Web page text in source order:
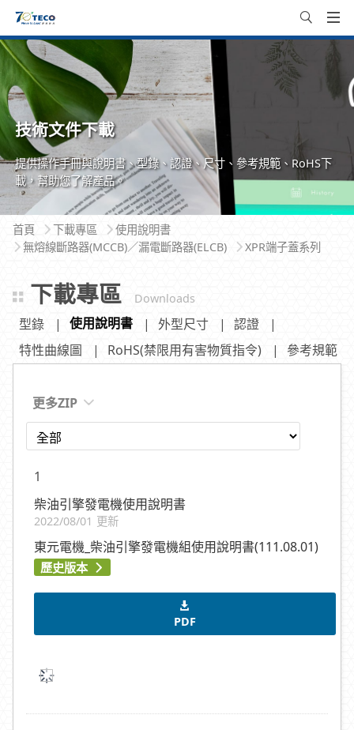
技術文件下載
提供操作手冊與說明書、型錄、認證、尺寸、參考規範、RoHS下
載，幫助您了解產品。
首頁 下載專區
使用說明書
無熔線斷路器(MCCB)／漏電斷路器(ELCB)
XPR端子蓋系列
下載專區 Downloads
型錄 使用說明書 外型尺寸
認證
特性曲線圖
RoHS(禁限用有害物質指令) 參考規範
更多ZIP
1
柴油引擎發電機使用說明書
2022/08/01 更新
東元電機_柴油引擎發電機組使用說明書(111.08.01)
歷史版本
PDF